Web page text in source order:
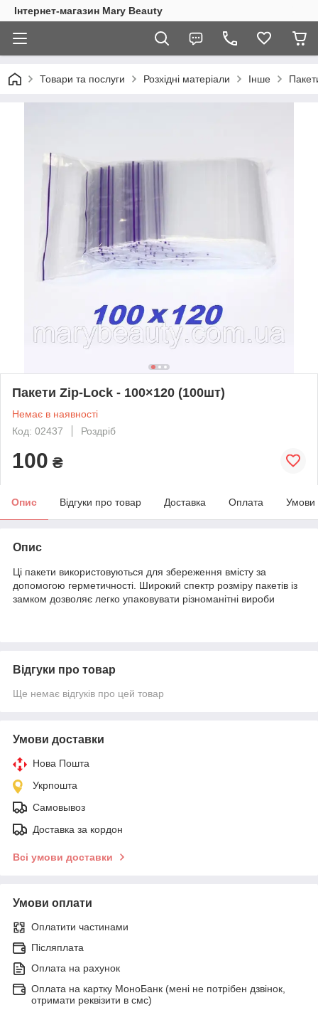
Інтернет-магазин Mary Beauty
Товари та послуги Розхідні матеріали Інше
Пакети Zip-Lock - 100×120 (100шт)
Немає в наявності
Код: 02437
Роздріб
100 ₴
Опис Відгуки про товар Доставка Оплата Умови
Опис
Ці пакети використовуються для збереження вмісту за
допомогою герметичності. Широкий спектр розміру пакетів із
замком дозволяє легко упаковувати різноманітні вироби
Відгуки про товар
Ще немає відгуків про цей товар
Умови доставки
Нова Пошта
Укрпошта
Самовывоз
Доставка за кордон
Всі умови доставки
Умови оплати
Оплатити частинами
Післяплата
Оплата на рахунок
Оплата на картку МоноБанк (мені не потрібен дзвінок,
отримати реквізити в смс)